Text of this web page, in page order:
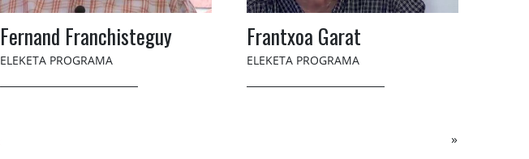
Fernand Franchisteguy
ELEKETA PROGRAMA
Frantxoa Garat
ELEKETA PROGRAMA